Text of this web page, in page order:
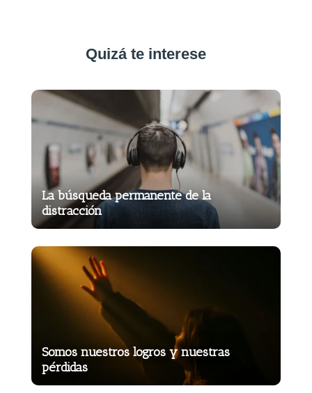
Quizá te interese
La búsqueda permanente de la
distracción
Somos nuestros logros y nuestras
pérdidas